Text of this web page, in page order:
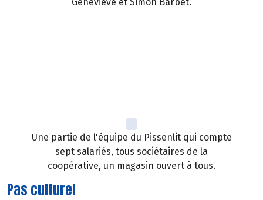
Une partie de l'équipe du Pissenlit qui compte
sept salariés, tous sociétaires de la
coopérative, un magasin ouvert à tous.
Pas culturel